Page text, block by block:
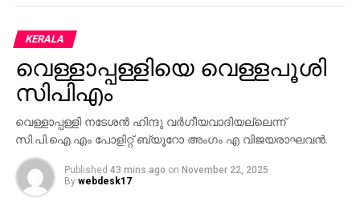
ചെയ്തതോടെ ഇയാള്‍ കുറ്റം സമ്മതിച്ചു. എറണാകുളം
സൗത്ത് റെയില്‍വേ സ്റ്റേഷന്‍ പരിസരത്തുനിന്ന്
കൂട്ടിക്കൊണ്ടുവന്ന ലൈംഗിക തൊഴിലാളിയെ പിന്നീട്
പണത്തിന്റെ പേരില്‍ തര്‍ക്കം വന്നതോടെ
കൊലപ്പെടുത്തുകയായിരുന്നെന്ന് ഇയാള്‍ പറഞ്ഞു.
വീടിനകത്ത് നടത്തിയ പരിശോധനയില്‍ രക്തക്കറ
കണ്ടെത്തിയിട്ടുണ്ട്. ഫോറന്‍സിക് വിഭാഗം
സ്ഥലത്തെത്തി വിശദമായ പരിശോധന നടത്തി.
പ്രതിയുടെ അറസ്റ്റ് ഉടന്‍ രേഖപ്പെടുത്തും.
KERALA
വെള്ളാപ്പള്ളിയെ വെള്ളപൂശി
സിപിഎം
വെള്ളാപ്പള്ളി നടേശന്‍ ഹിന്ദു വര്‍ഗീയവാദിയല്ലെന്ന്
സി.പി.ഐ.എം പോളിറ്റ് ബ്യൂറോ അംഗം എ വിജയരാഘവന്‍.
Published 43 mins ago on November 22, 2025
By webdesk17